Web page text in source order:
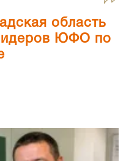
область
ЮФО по